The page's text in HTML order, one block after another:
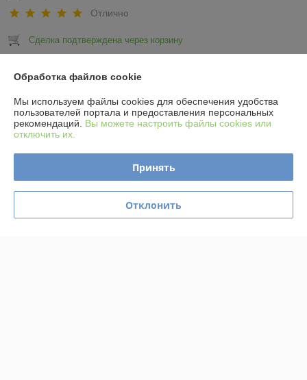
Отлично
Сделка подтверждена через корзину
Показать все отзывы
О нас
Контакты
Доставка и оплата
График работы
Обработка файлов cookie
Мы используем файлы cookies для обеспечения удобства
пользователей портала и предоставления персональных
рекомендаций. Вы можете настроить файлы cookies или
отключить их.
Принять
Отклонить